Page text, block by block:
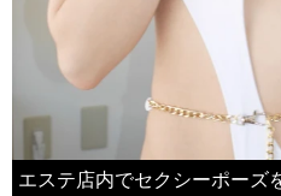
エステ店内でセクシーポーズ